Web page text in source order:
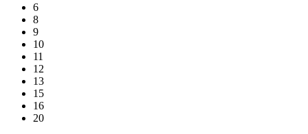
6
8
9
10
11
12
13
15
16
20